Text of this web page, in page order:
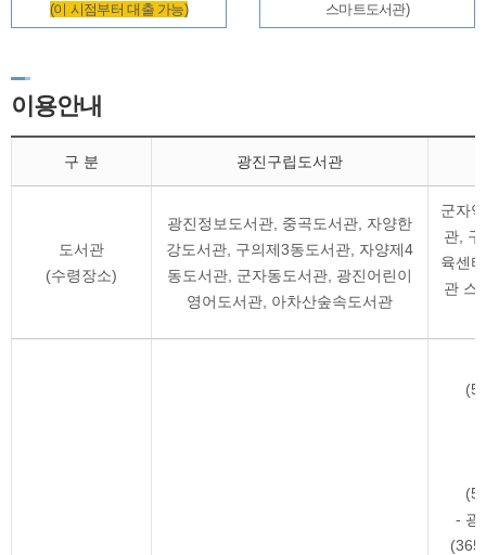
(이 시점부터 대출 가능)
스마트도서관)
이용안내
구 분 광진구립도서관
도서관
(수령장소)
광진정보도서관, 중곡도서관, 자양한
강도서관, 구의제3동도서관, 자양제4
동도서관, 군자동도서관, 광진어린이
영어도서관, 아차산숲속도서관
군자
관,
육센
관 스
- 광
(365